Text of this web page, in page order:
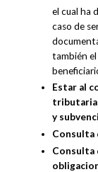
el cual ha
caso de
también el
Estar al
y
Consulta
Consulta